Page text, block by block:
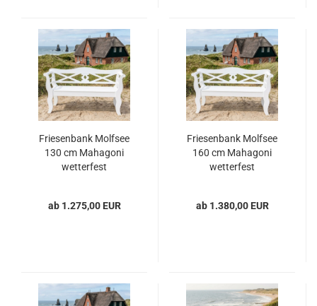
Friesenbank Molfsee
130 cm Mahagoni
wetterfest
ab 1.275,00 EUR
Friesenbank Molfsee
160 cm Mahagoni
wetterfest
ab 1.380,00 EUR